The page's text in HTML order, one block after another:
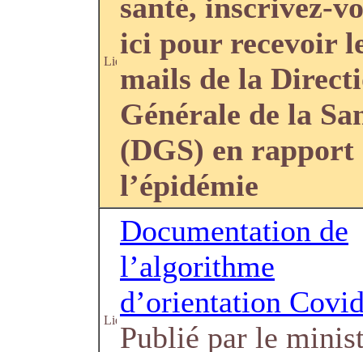
santé, inscrivez-
ici pour recevoir
mails de la
Générale de la
(DGS) en rapport
l’épidémie
Documentation de
l’algorithme
d’orientation
Publié par le